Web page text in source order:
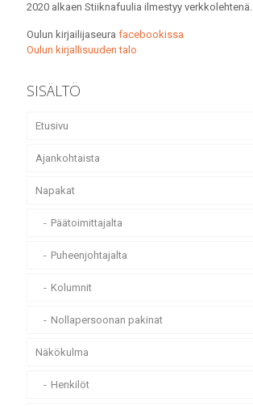
2020 alkaen Stiiknafuulia ilmestyy verkkolehtenä.
Oulun kirjailijaseura facebookissa
Oulun kirjallisuuden talo
SISÄLTÖ
Etusivu
Ajankohtaista
Napakat
Päätoimittajalta
Puheenjohtajalta
Kolumnit
Nollapersoonan pakinat
Näkökulma
Henkilöt